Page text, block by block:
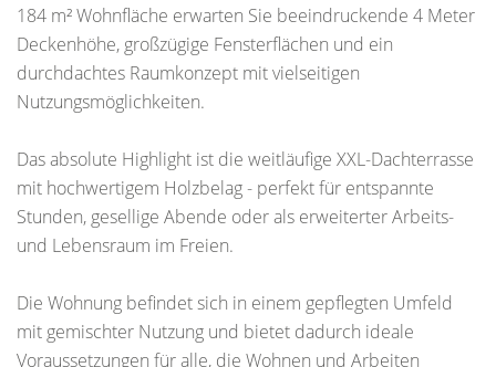
184 m² Wohnfläche erwarten Sie beeindruckende 4 Meter
Deckenhöhe, großzügige Fensterflächen und ein
durchdachtes Raumkonzept mit vielseitigen
Nutzungsmöglichkeiten.
Das absolute Highlight ist die weitläufige XXL-Dachterrasse
mit hochwertigem Holzbelag - perfekt für entspannte
Stunden, gesellige Abende oder als erweiterter Arbeits-
und Lebensraum im Freien.
Die Wohnung befindet sich in einem gepflegten Umfeld
mit gemischter Nutzung und bietet dadurch ideale
Voraussetzungen für alle, die Wohnen und Arbeiten